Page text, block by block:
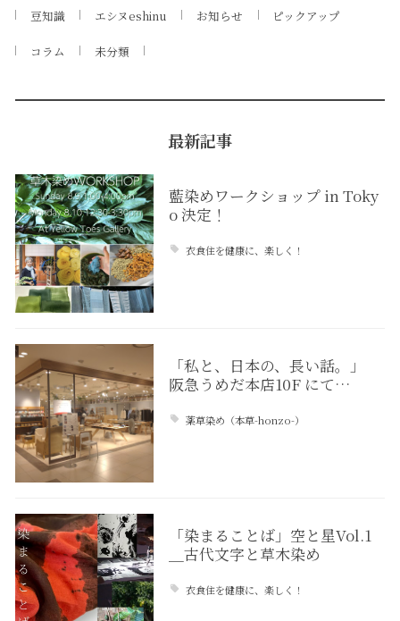
豆知識 エシヌeshinu お知らせ ピックアップ
コラム 未分類
最新記事
藍染めワークショップ in Toky
o 決定！
衣食住を健康に、楽しく！
「私と、日本の、長い話。」
阪急うめだ本店10F にて…
薬草染め（本草-honzo-）
「染まることば」空と星Vol.1
＿古代文字と草木染め
衣食住を健康に、楽しく！